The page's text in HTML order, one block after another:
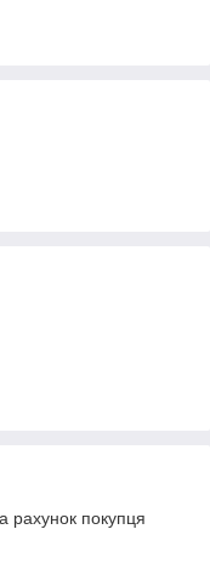
рахунок покупця